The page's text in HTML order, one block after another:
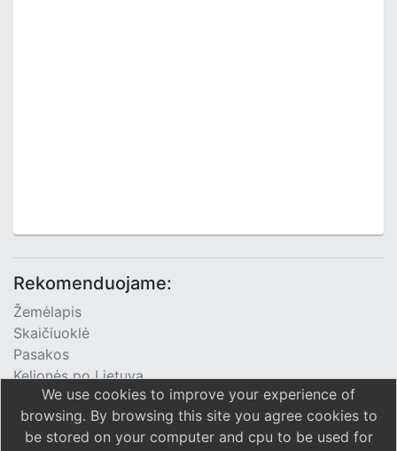
Rekomenduojame:
Žemėlapis
Skaičiuoklė
Pasakos
Kelionės po Lietuvą
TV Programa
We use cookies to improve your experience of
browsing. By browsing this site you agree cookies to
be stored on your computer and cpu to be used for